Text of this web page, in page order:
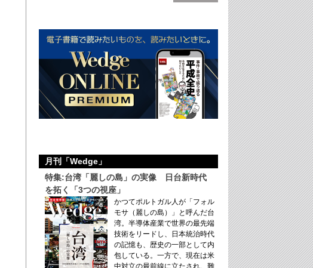
月刊「Wedge」
特集:台湾「麗しの島」の実像 日台新時代
を拓く「3つの視座」
かつてポルトガル人が「フォル
モサ（麗しの島）」と呼んだ台
湾。半導体産業で世界の最先端
技術をリードし、日本統治時代
の記憶も、歴史の一部として内
包している。一方で、現在は米
中対立の最前線に立たされ、難